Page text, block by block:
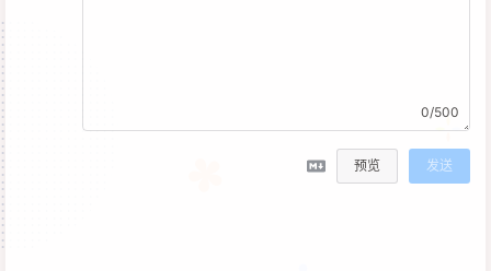
0/500
预览 发送